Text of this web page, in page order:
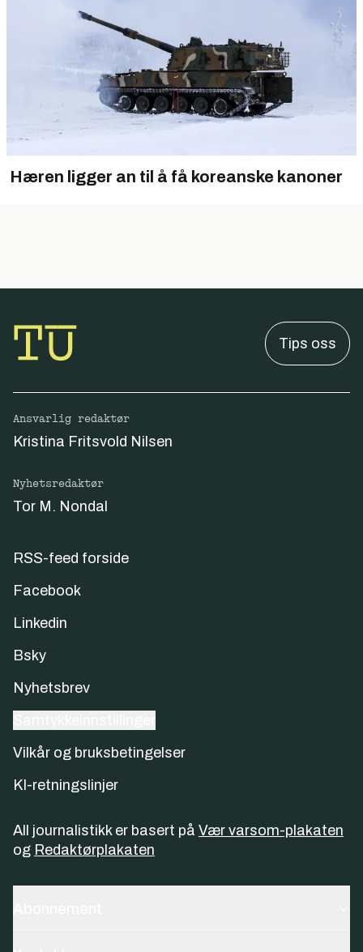
Hæren ligger an til å få koreanske kanoner
Tips oss
Ansvarlig redaktør
Kristina Fritsvold Nilsen
Nyhetsredaktør
Tor M. Nondal
RSS-feed forside
Facebook
Linkedin
Bsky
Nyhetsbrev
Vilkår og bruksbetingelser
KI-retningslinjer
All journalistikk er basert på Vær varsom-plakaten
og Redaktørplakaten